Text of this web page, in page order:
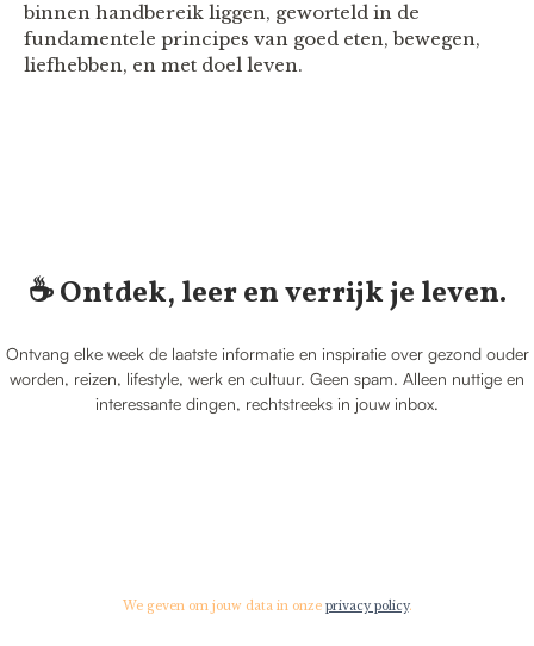
binnen handbereik liggen, geworteld in de
fundamentele principes van goed eten, bewegen,
liefhebben, en met doel leven.
☕️ Ontdek, leer en verrijk je leven.
Ontvang elke week de laatste informatie en inspiratie over gezond ouder
worden, reizen, lifestyle, werk en cultuur. Geen spam. Alleen nuttige en
interessante dingen, rechtstreeks in jouw inbox.
We geven om jouw data in onze privacy policy.